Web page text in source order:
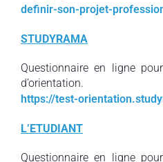
definir-son-projet-
STUDYRAMA
Questionnaire en ligne
d’orientation.
https://test-
L’ETUDIANT
Questionnaire en ligne